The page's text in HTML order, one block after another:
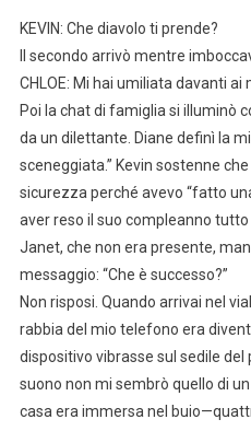
KEVIN: Che diavolo ti prende?
Il secondo arrivò mentre
CHLOE: Mi hai umiliata davanti ai
Poi la chat di famiglia si illuminò
da un dilettante. Diane definì la
sceneggiata.” Kevin sostenne
sicurezza perché avevo “fatto
aver reso il suo compleanno
Janet, che non era presente,
messaggio: “Che è successo?”
Non risposi. Quando arrivai nel
rabbia del mio telefono era
dispositivo vibrasse sul sedile del
suono non mi sembrò quello di
casa era immersa nel